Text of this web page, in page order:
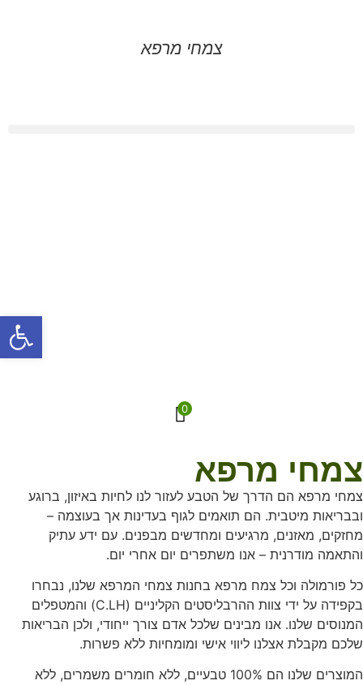
צמחי מרפא
0
צמחי מרפא
צמחי מרפא הם הדרך של הטבע לעזור לנו לחיות באיזון, ברוגע
ובבריאות מיטבית. הם תואמים לגוף בעדינות אך בעוצמה –
מחזקים, מאזנים, מרגיעים ומחדשים מבפנים. עם ידע עתיק
והתאמה מודרנית – אנו משתפרים יום אחרי יום.
כל פורמולה וכל צמח מרפא בחנות צמחי המרפא שלנו, נבחרו
בקפידה על ידי צוות ההרבליסטים הקליניים (C.LH) והמטפלים
המנוסים שלנו. אנו מבינים שלכל אדם צורך ייחודי, ולכן הבריאות
שלכם מקבלת אצלנו ליווי אישי ומומחיות ללא פשרות.
המוצרים שלנו הם 100% טבעיים, ללא חומרים משמרים, ללא
פתח